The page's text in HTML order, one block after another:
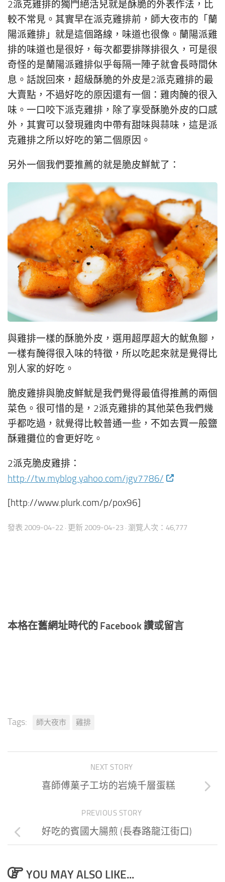
2派克雞排的獨門絕活兒就是酥脆的外表作法，比
較不常見。其實早在派克雞排前，師大夜市的「蘭
陽派雞排」就是這個路線，味道也很像。蘭陽派雞
排的味道也是很好，每次都要排隊排很久，可是很
奇怪的是蘭陽派雞排似乎每隔一陣子就會長時間休
息。話說回來，超級酥脆的外皮是2派克雞排的最
大賣點，不過好吃的原因還有一個：雞肉醃的很入
味。一口咬下派克雞排，除了享受酥脆外皮的口感
外，其實可以發現雞肉中帶有甜味與蒜味，這是派
克雞排之所以好吃的第二個原因。
另外一個我們要推薦的就是脆皮鮮魷了：
與雞排一樣的酥脆外皮，選用超厚超大的魷魚腳，
一樣有醃得很入味的特徵，所以吃起來就是覺得比
別人家的好吃。
脆皮雞排與脆皮鮮魷是我們覺得最值得推薦的兩個
菜色。很可惜的是，2派克雞排的其他菜色我們幾
乎都吃過，就覺得比較普通一些，不如去買一般鹽
酥雞攤位的會更好吃。
2派克脆皮雞排：
http://tw.myblog.yahoo.com/jgv7786/
[http://www.plurk.com/p/pox96]
發表 2009-04-22 · 更新 2009-04-23 · 瀏覽人次：46,777
本格在舊網址時代的 Facebook 讚或留言
Tags: 師大夜市 雞排
NEXT STORY
喜師傅菓子工坊的岩燒千層蛋糕
PREVIOUS STORY
好吃的賓國大腸煎 (長春路龍江街口)
YOU MAY ALSO LIKE...